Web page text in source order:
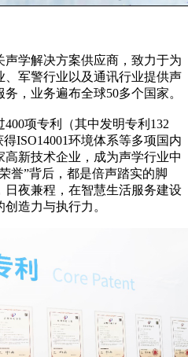
学解决方案供应商，致力于为
军警行业以及通讯行业提供声
，业务遍布全球50多个国家。
项专利（其中发明专利132
ISO14001环境体系等多项国内
新技术企业，成为声学行业中
誉”背后，都是倍声踏实的脚
夜兼程，在智慧生活服务建设
造力与执行力。